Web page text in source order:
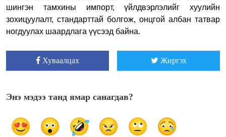
шингэн тамхины импорт, үйлдвэрлэлийг хуулийн
зохицуулалт, стандарттай болгож, онцгой албан татвар
ногдуулах шаардлага үүсээд байна.
Хуваалцах Жиргэх
Энэ мэдээ танд ямар санагдав?